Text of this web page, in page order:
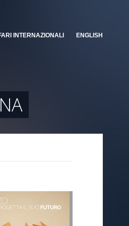
INTERNAZIONALI ENGLISH